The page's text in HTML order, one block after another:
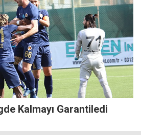
Kalmayı Garantiledi